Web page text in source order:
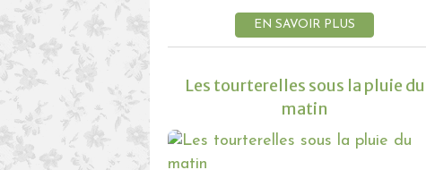
EN SAVOIR PLUS
Les tourterelles sous la pluie du
matin